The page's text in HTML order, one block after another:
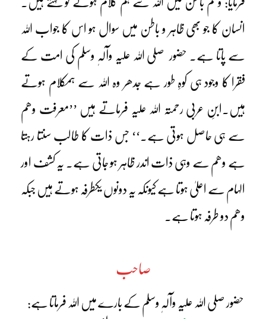
انسان کا جو بھی ظاہر و باطن میں سوال ہو اس کا جواب اللہ
سے پاتا ہے۔ حضور صلی اللہ علیہ وآلہٖ وسلم کی امت کے
فقرا کا وجود ہی کوہِ طور ہے جدھر وہ اللہ سے ہمکلام ہوتے
ہیں۔ابنِ عربی رحمتہ اللہ علیہ فرماتے ہیں ’’معرفت وھم
سے ہی حاصل ہوتی ہے۔‘‘ جس ذات کا طالب سنتا رہتا
ہے وھم سے وہی ذات اندر ظاہر ہو جاتی ہے۔ یہ کشف اور
الہام سے اعلیٰ ہوتا ہے کیونکہ یہ دونوں یکطرفہ ہوتے ہیں جبکہ
وھم دو طرفہ ہوتا ہے۔
صاحب
حضور صلی اللہ علیہ وآلہٖ وسلم کے بارے میں اللہ فرماتا ہے: